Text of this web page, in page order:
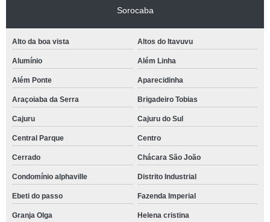
Sorocaba
Alto da boa vista Altos do Itavuvu
Alumínio Além Linha
Além Ponte Aparecidinha
Araçoiaba da Serra Brigadeiro Tobias
Cajuru Cajuru do Sul
Central Parque Centro
Cerrado Chácara São João
Condomínio alphaville Distrito Industrial
Ebeti do passo Fazenda Imperial
Granja Olga Helena cristina